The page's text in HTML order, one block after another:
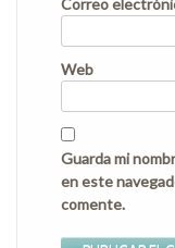
Correo
Web
Guarda mi
en este
comente.